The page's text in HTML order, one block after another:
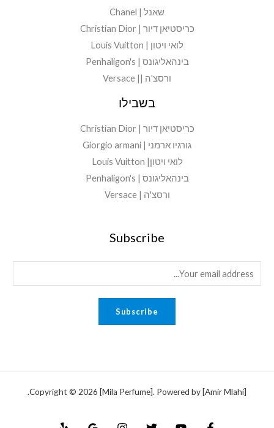
שאנל | Chanel
כריסטיאן דיור | Christian Dior
לואי ויטון | Louis Vuitton
בינהאליגונס | Penhaligon's
ורסצ'ה || Versace
בשבילו
כריסטיאן דיור | Christian Dior
גורגיו ארמני | Giorgio armani
לואי ויטון| Louis Vuitton
בינהאליגונס | Penhaligon's
ורסצ'ה | Versace
Subscribe
m
Subscribe
Copyright © 2026 [Mila Perfume]. Powered by [Amir Mlahi].